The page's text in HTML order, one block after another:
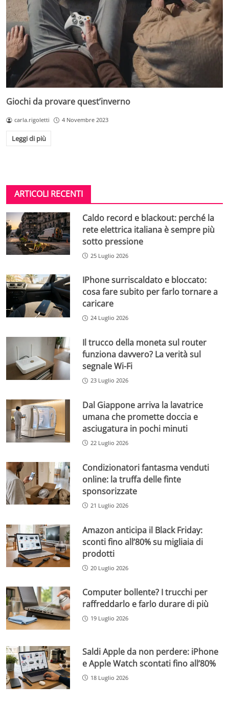
Giochi da provare quest’inverno
carla.rigoletti 4 Novembre 2023
Leggi di più
ARTICOLI RECENTI
Caldo record e blackout: perché la
rete elettrica italiana è sempre più
sotto pressione
25 Luglio 2026
IPhone surriscaldato e bloccato:
cosa fare subito per farlo tornare a
caricare
24 Luglio 2026
Il trucco della moneta sul router
funziona davvero? La verità sul
segnale Wi-Fi
23 Luglio 2026
Dal Giappone arriva la lavatrice
umana che promette doccia e
asciugatura in pochi minuti
22 Luglio 2026
Condizionatori fantasma venduti
online: la truffa delle finte
sponsorizzate
21 Luglio 2026
Amazon anticipa il Black Friday:
sconti fino all’80% su migliaia di
prodotti
20 Luglio 2026
Computer bollente? I trucchi per
raffreddarlo e farlo durare di più
19 Luglio 2026
Saldi Apple da non perdere: iPhone
e Apple Watch scontati fino all’80%
18 Luglio 2026